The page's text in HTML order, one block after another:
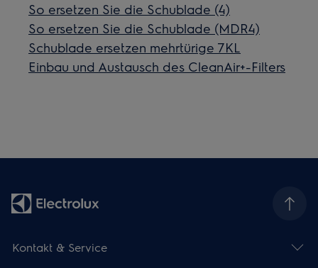
So ersetzen Sie die Schublade (4)
So ersetzen Sie die Schublade (MDR4)
Schublade ersetzen mehrtürige 7KL
Einbau und Austausch des CleanAir+-Filters
Kontakt & Service